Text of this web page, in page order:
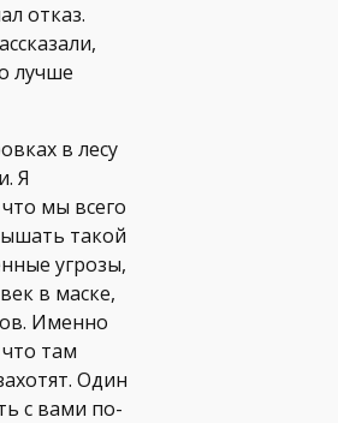
отказ.
лучше
в лесу
Я
мы всего
такой
угрозы,
в маске,
Именно
там
Один
с вами по-